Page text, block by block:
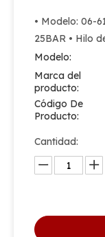
• Modelo: 06-
25BAR • Hilo
Modelo:
Marca del
producto:
Código De
Producto:
Cantidad: